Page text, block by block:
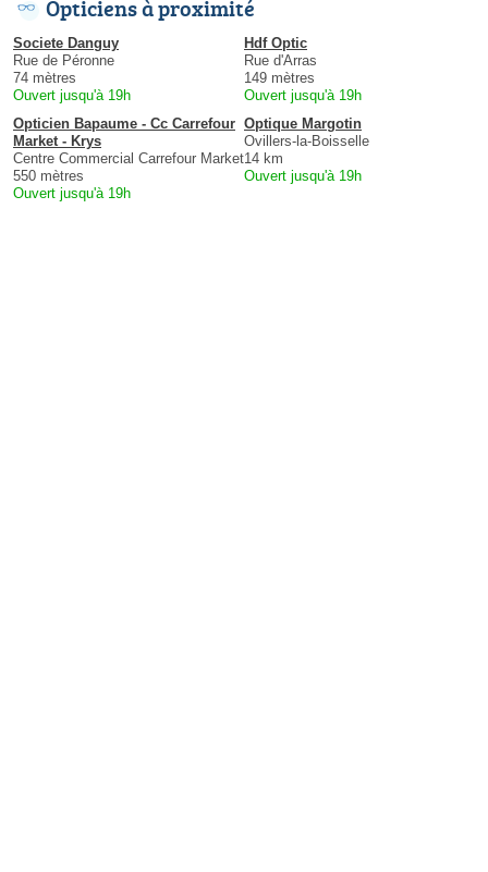
Opticiens à proximité
Societe Danguy
Rue de Péronne
74 mètres
Ouvert jusqu'à 19h
Hdf Optic
Rue d'Arras
149 mètres
Ouvert jusqu'à 19h
Opticien Bapaume - Cc Carrefour
Market - Krys
Centre Commercial Carrefour Market
550 mètres
Ouvert jusqu'à 19h
Optique Margotin
Ovillers-la-Boisselle
14 km
Ouvert jusqu'à 19h